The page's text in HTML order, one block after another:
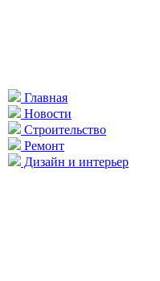
Главная
Новости
Строительство
Ремонт
Дизайн и интерьер